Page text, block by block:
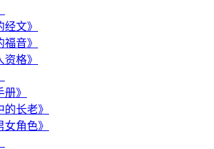
经文》
福音》
资格》
》
的长老》
女角色》